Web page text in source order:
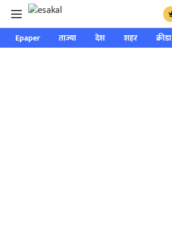
Epaper ताज्या देश शहर क्रीडा